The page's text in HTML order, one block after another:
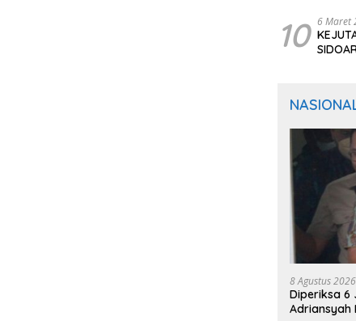
10 6 Maret
8 Agustus 2026
Diperiksa 6
Adriansyah